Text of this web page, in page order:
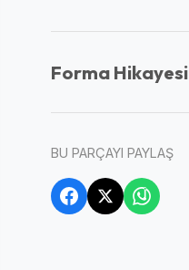
Forma Hikayesi
BU PARÇAYI PAYLAŞ